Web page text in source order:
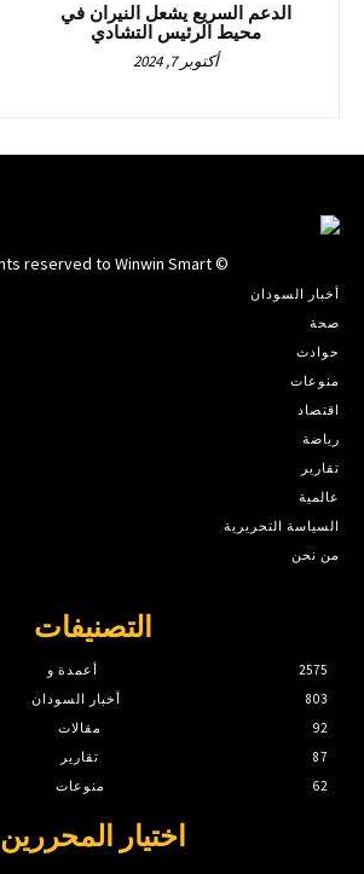
الدعم السريع يشعل النيران في
محيط الرئيس التشادي
أكتوبر 7, 2024
© All rights reserved to Winwin Smart
أخبار السودان
صحة
حوادث
منوعات
اقتصاد
رياضة
تقارير
عالمية
السياسة التحريرية
من نحن
التصنيفات
أعمدة و
2575
أخبار السودان
803
مقالات
92
تقارير
87
منوعات
62
اختيار المحررين